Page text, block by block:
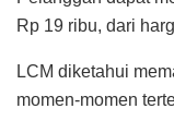
Rp 19 ribu, dari
LCM diketahui
momen-momen